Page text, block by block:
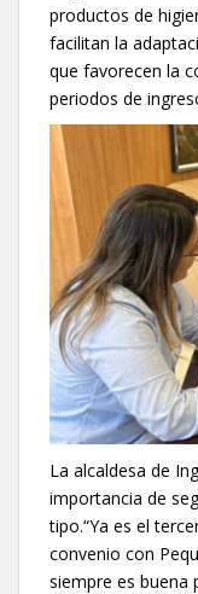
productos de
facilitan la
que favorecen la
periodos de
La alcaldesa de
importancia de
tipo.“Ya es el
convenio con
siempre es buena